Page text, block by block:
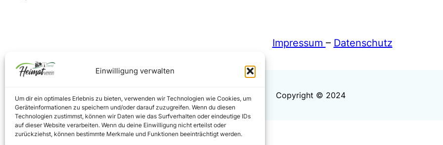
Einwilligung verwalten
Um dir ein optimales Erlebnis zu bieten, verwenden wir Technologien wie Cookies, um
Geräteinformationen zu speichern und/oder darauf zuzugreifen. Wenn du diesen
Technologien zustimmst, können wir Daten wie das Surfverhalten oder eindeutige IDs
auf dieser Website verarbeiten. Wenn du deine Einwilligung nicht erteilst oder
zurückziehst, können bestimmte Merkmale und Funktionen beeinträchtigt werden.
Impressum – Datenschutz
Copyright © 2024